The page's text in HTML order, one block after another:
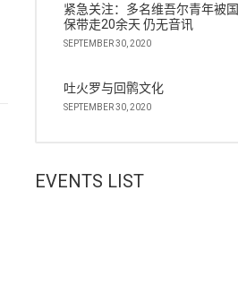
紧急关注：多名维吾尔青年被国
保带走20余天 仍无音讯
SEPTEMBER 30, 2020
吐火罗与回鹘文化
SEPTEMBER 30, 2020
EVENTS LIST